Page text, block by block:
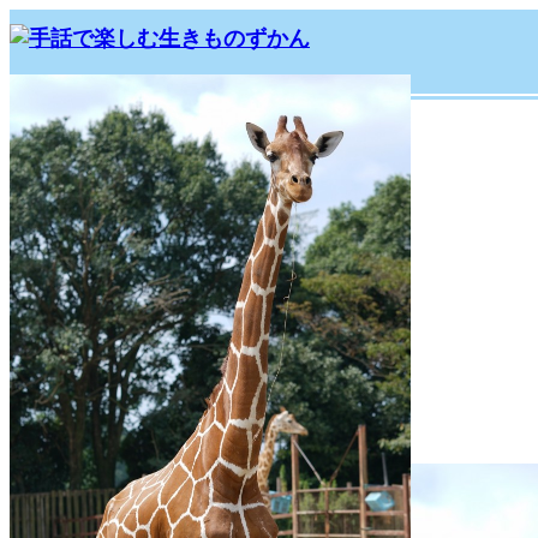
ホーム
ブログ
kirin20201114
2020.11.14
kirin20201114